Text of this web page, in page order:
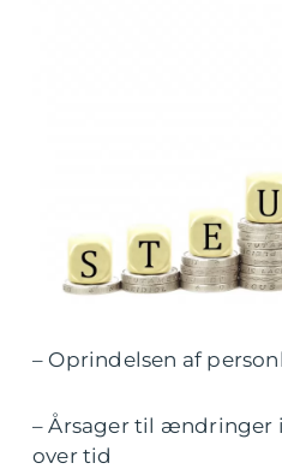
– Oprindelsen af
– Årsager til ændringer
over tid